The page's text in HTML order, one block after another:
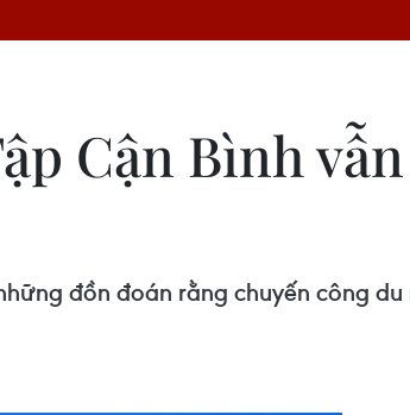
Cận Bình
đồn đoán rằng chuyến công